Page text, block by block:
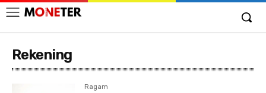
Rekening
Ragam